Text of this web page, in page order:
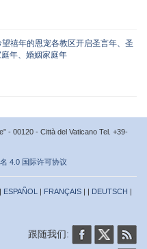
禧年的恩宠各教区开启圣言年、圣
年、婚姻家庭年
- 00120 - Città del Vaticano Tel. +39-
4.0 国际许可协议
| ESPAÑOL | FRANÇAIS | | DEUTSCH |
跟随我们: